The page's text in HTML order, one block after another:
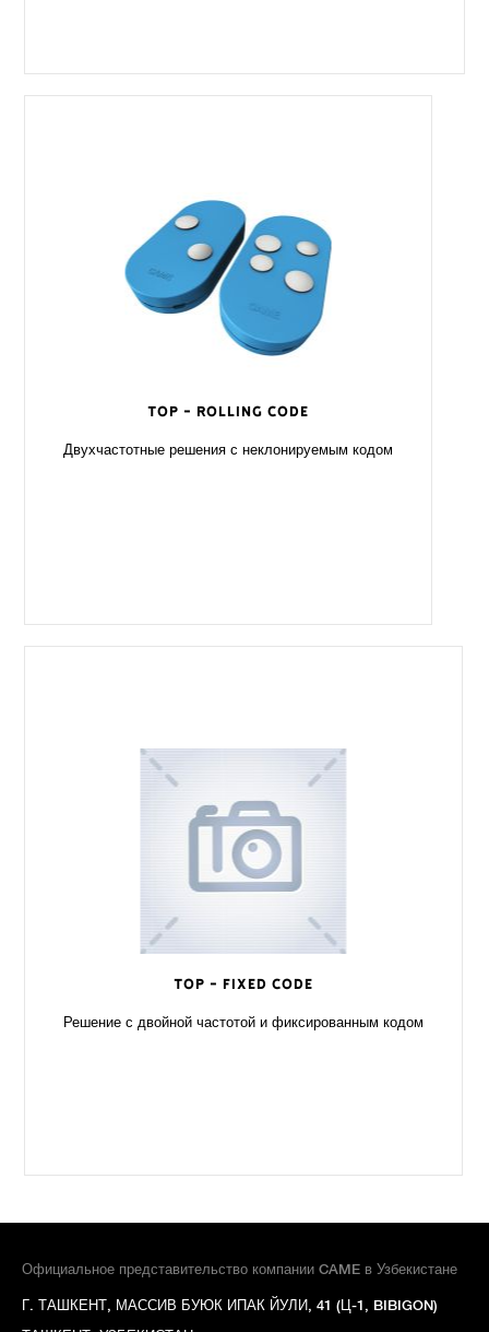
TOP - Rolling Code
Двухчастотные решения с неклонируемым кодом
TOP - Fixed Code
Решение с двойной частотой и фиксированным кодом
Официальное представительство компании CAME в Узбекистане
Г. ТАШКЕНТ, МАССИВ БУЮК ИПАК ЙУЛИ, 41 (Ц-1, BIBIGON)